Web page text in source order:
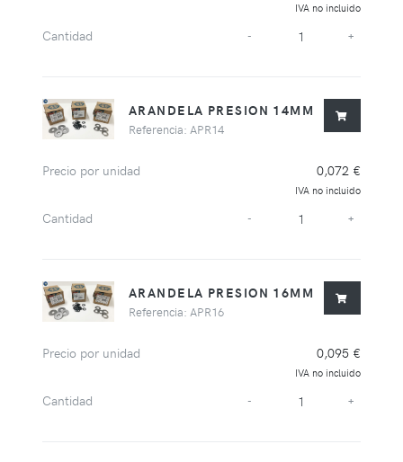
IVA no incluido
Cantidad - +
ARANDELA PRESION 14MM
Referencia: APR14
Precio por unidad 0,072 €
IVA no incluido
Cantidad - +
ARANDELA PRESION 16MM
Referencia: APR16
Precio por unidad 0,095 €
IVA no incluido
Cantidad - +